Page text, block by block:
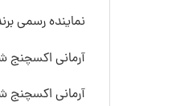
نماینده رسمی
آرمانی اکسچنج
آرمانی اکسچنج